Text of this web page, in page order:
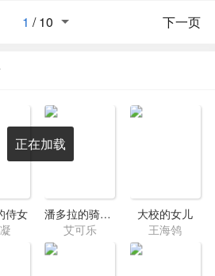
下一页
1 /10
侍女
潘多拉的骑士们之时之女王
艾可乐
大校的女儿
王海鸰
正在加载